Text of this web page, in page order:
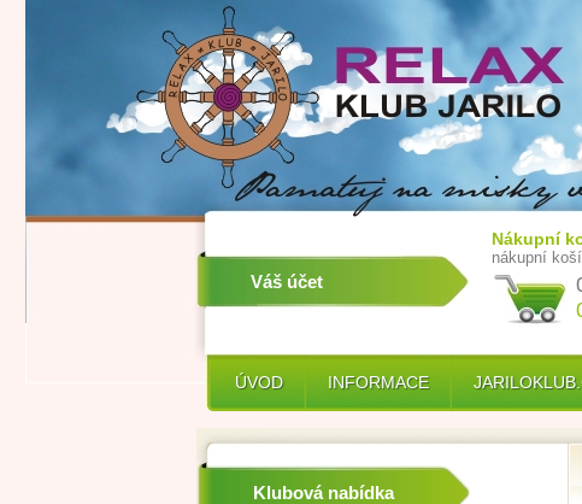
Váš účet
Nákupní
nákupní
ÚVOD INFORMACE
Klubová nabídka